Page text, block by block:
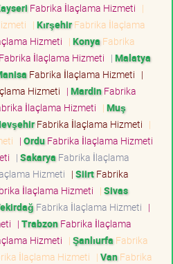
Fabrika İlaçlama Hizmeti |
| KırşehirFabrika İlaçlama
Hizmeti | Konya Fabrika
Fabrika İlaçlama Hizmeti | Malatya
Fabrika İlaçlama Hizmeti |
Hizmeti | MardinFabrika
İlaçlama Hizmeti | Muş
Fabrika İlaçlama Hizmeti |
| OrduFabrika İlaçlama Hizmeti
| Sakarya Fabrika İlaçlama
Hizmeti | SiirtFabrika
İlaçlama Hizmeti | Sivas
Fabrika İlaçlama Hizmeti |
| TrabzonFabrika İlaçlama
Hizmeti | Şanlıurfa Fabrika
İlaçlama Hizmeti | VanFabrika